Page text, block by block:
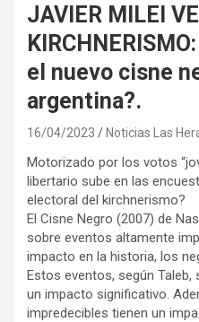
JAVIER MILEI
el nuevo cisne
argentina?.
16/04/2023 Noticias Las
Motorizado por los votos
libertario sube en las
electoral del kirchnerismo?
El Cisne Negro (2007) de
sobre eventos altamente
impacto en la historia, los
Estos eventos, según
un impacto significativo.
impredecibles tienen un